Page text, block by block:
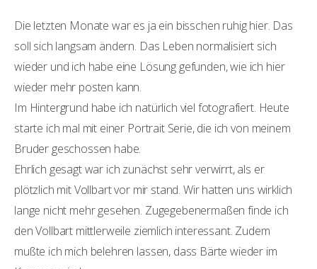
Die letzten Monate war es ja ein bisschen ruhig hier. Das
soll sich langsam ändern. Das Leben normalisiert sich
wieder und ich habe eine Lösung gefunden, wie ich hier
wieder mehr posten kann.
Im Hintergrund habe ich natürlich viel fotografiert. Heute
starte ich mal mit einer Portrait Serie, die ich von meinem
Bruder geschossen habe.
Ehrlich gesagt war ich zunächst sehr verwirrt, als er
plötzlich mit Vollbart vor mir stand. Wir hatten uns wirklich
lange nicht mehr gesehen. Zugegebenermaßen finde ich
den Vollbart mittlerweile ziemlich interessant. Zudem
mußte ich mich belehren lassen, dass Bärte wieder im